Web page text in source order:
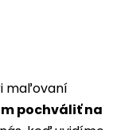
maľovaní
pochváliť na